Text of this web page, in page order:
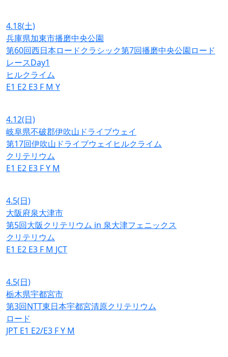
4.18(土)
兵庫県加東市播磨中央公園
第60回西日本ロードクラシック第7回播磨中央公園ロード
レースDay1
ヒルクライム
E1 E2 E3 F M Y
4.12(日)
岐阜県不破郡伊吹山ドライブウェイ
第17回伊吹山ドライブウェイヒルクライム
クリテリウム
E1 E2 E3 FY M
4.5(日)
大阪府泉大津市
第5回大阪クリテリウム in 泉大津フェニックス
クリテリウム
E1 E2 E3 F M JCT
4.5(日)
栃木県宇都宮市
第3回NTT東日本宇都宮清原クリテリウム
ロード
JPT E1 E2/E3 FY M